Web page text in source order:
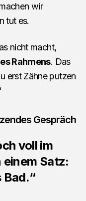
wir
tut es.
nicht macht,
Rahmens. Das
erst Zähne putzen
Gespräch
voll im
einem Satz: